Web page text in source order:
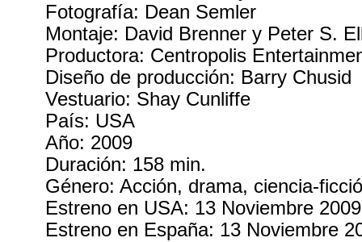
Fotografía: Dean Semler
Montaje: David Brenner y Peter S.
Productora: Centropolis
Diseño de producción: Barry Chusid
Vestuario: Shay Cunliffe
País: USA
Año: 2009
Duración: 158 min.
Género: Acción, drama, ciencia-
Estreno en USA: 13 Noviembre 2009
Estreno en España: 13 Noviembre